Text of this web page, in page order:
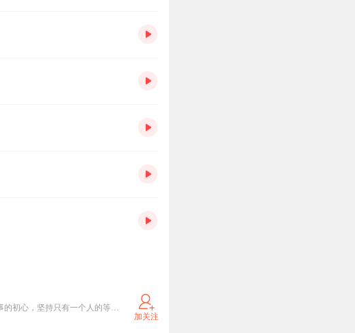
宝妈一枚，资深小说爱好者，因为爱好来到喜马，因为你的支持走到现在，一颗分享好故事的初心，坚持只有一个人的等待，也要坚持录完整本。此心不变。裙 玖贰柒柒壹零肆陆叁
加关注